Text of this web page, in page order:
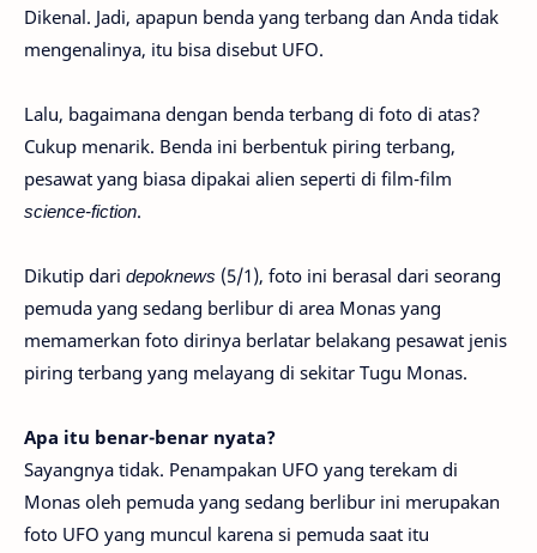
Dikenal. Jadi, apapun benda yang terbang dan Anda tidak
mengenalinya, itu bisa disebut UFO.
Lalu, bagaimana dengan benda terbang di foto di atas?
Cukup menarik. Benda ini berbentuk piring terbang,
pesawat yang biasa dipakai alien seperti di film-film
science-fiction.
Dikutip dari depoknews (5/1), foto ini berasal dari seorang
pemuda yang sedang berlibur di area Monas yang
memamerkan foto dirinya berlatar belakang pesawat jenis
piring terbang yang melayang di sekitar Tugu Monas.
Apa itu benar-benar nyata?
Sayangnya tidak. Penampakan UFO yang terekam di
Monas oleh pemuda yang sedang berlibur ini merupakan
foto UFO yang muncul karena si pemuda saat itu